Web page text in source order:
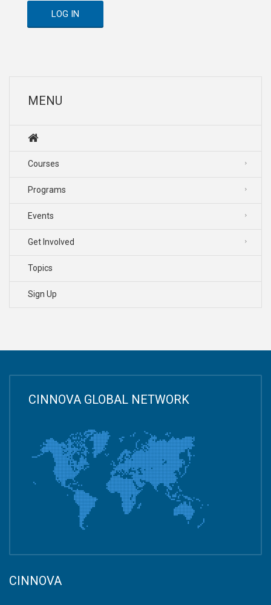
LOG IN
MENU
Courses
Programs
Events
Get Involved
Topics
Sign Up
CINNOVA GLOBAL NETWORK
CINNOVA